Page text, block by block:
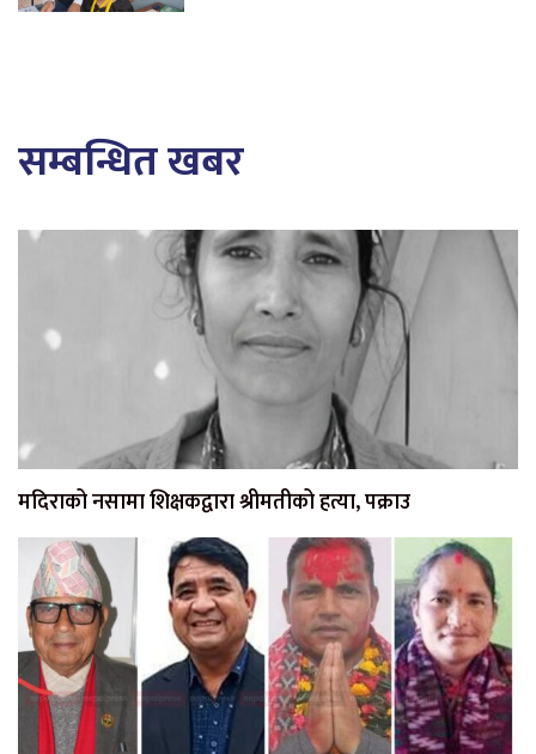
सम्बन्धित खबर
मदिराको नसामा शिक्षकद्वारा श्रीमतीको हत्या, पक्राउ